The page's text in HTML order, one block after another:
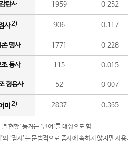
탄사 1959 0.252
사2) 906 0.117
존 명사 1771 0.228
조 동사 115 0.015
형용사 52 0.007
미 2) 2837 0.365
현황' 통계는 '단어'를 대상으로 함.
와 ‘접사’는 문법적으로 품사에 속하지 않지만 사